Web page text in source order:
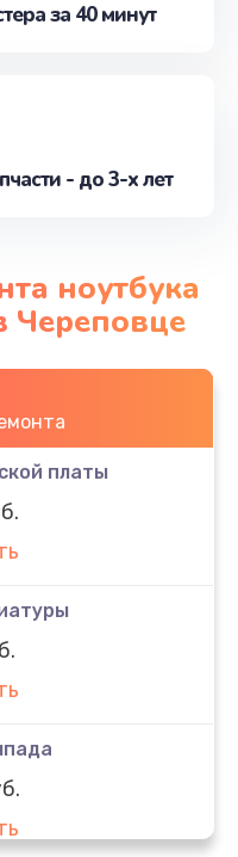
за 40 минут
- до 3-х лет
ноутбука
Череповце
платы